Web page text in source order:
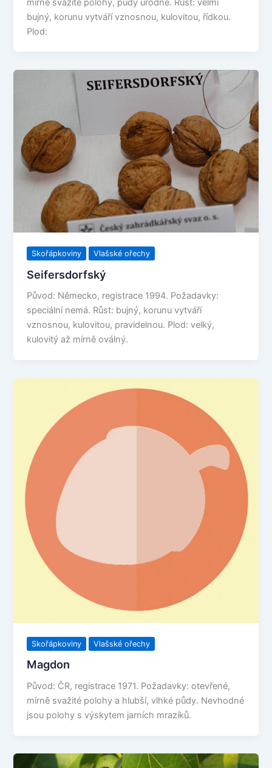
bujný, korunu vytváří vznosnou, kulovitou, řídkou.
Plod:
Skořápkoviny Vlašské ořechy
Seifersdorfský
Původ: Německo, registrace 1994. Požadavky:
speciální nemá. Růst: bujný, korunu vytváří
vznosnou, kulovitou, pravidelnou. Plod: velký,
kulovitý až mírně oválný.
Skořápkoviny Vlašské ořechy
Magdon
Původ: ČR, registrace 1971. Požadavky: otevřené,
mírně svažité polohy a hlubší, vlhké půdy. Nevhodné
jsou polohy s výskytem jarních mrazíků.